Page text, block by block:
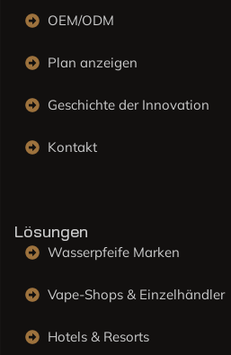
OEM/ODM
Plan anzeigen
Geschichte der Innovation
Kontakt
Lösungen
Wasserpfeife Marken
Vape-Shops & Einzelhändler
Hotels & Resorts